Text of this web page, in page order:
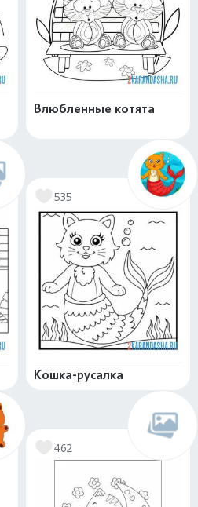
Влюбленные котята
535
Кошка-русалка
462